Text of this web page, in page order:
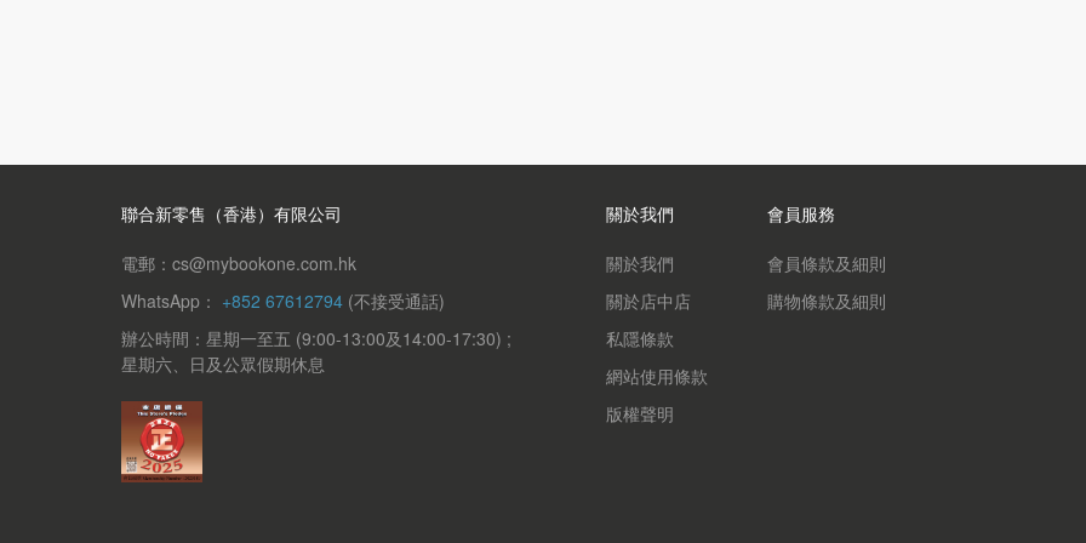
聯合新零售（香港）有限公司
電郵：cs@mybookone.com.hk
WhatsApp： +852 67612794 (不接受通話)
辦公時間：星期一至五 (9:00-13:00及14:00-17:30) ;
星期六、日及公眾假期休息
關於我們
關於我們
關於店中店
私隱條款
網站使用條款
版權聲明
會員服務
會員條款及細則
購物條款及細則